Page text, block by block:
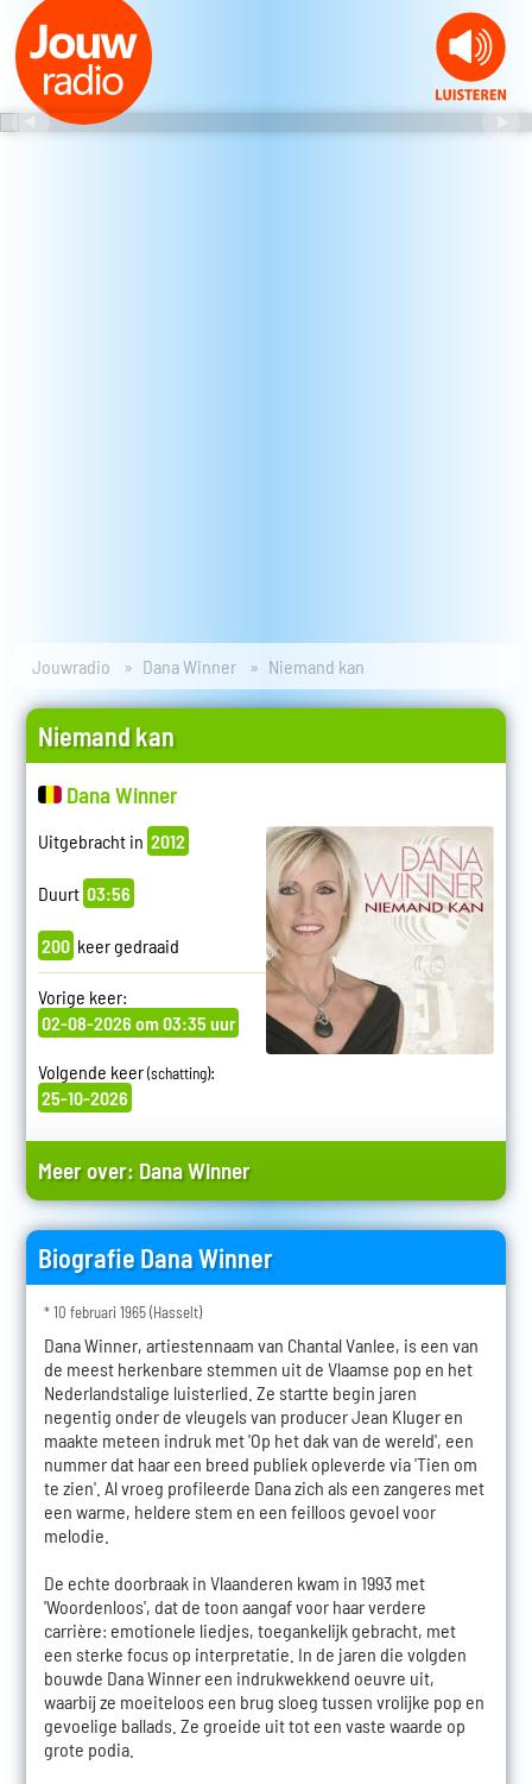
Jouwradio Dana Winner Niemand kan
Niemand kan
Dana Winner
Uitgebracht in 2012
Duurt 03:56
200 keer gedraaid
Vorige keer:
02-08-2026 om 03:35 uur
Volgende keer(schatting):
25-10-2026
Meer over: Dana Winner
Biografie Dana Winner
* 10 februari 1965 (Hasselt)
Dana Winner, artiestennaam van Chantal Vanlee, is een van
de meest herkenbare stemmen uit de Vlaamse pop en het
Nederlandstalige luisterlied. Ze startte begin jaren
negentig onder de vleugels van producer Jean Kluger en
maakte meteen indruk met 'Op het dak van de wereld', een
nummer dat haar een breed publiek opleverde via 'Tien om
te zien'. Al vroeg profileerde Dana zich als een zangeres met
een warme, heldere stem en een feilloos gevoel voor
melodie.
De echte doorbraak in Vlaanderen kwam in 1993 met
'Woordenloos', dat de toon aangaf voor haar verdere
carrière: emotionele liedjes, toegankelijk gebracht, met
een sterke focus op interpretatie. In de jaren die volgden
bouwde Dana Winner een indrukwekkend oeuvre uit,
waarbij ze moeiteloos een brug sloeg tussen vrolijke pop en
gevoelige ballads. Ze groeide uit tot een vaste waarde op
grote podia.